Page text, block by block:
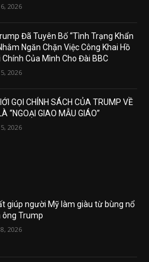
2026
Đã Tuyên Bố “Tình Trạng Khẩn
Ngăn Chặn Việc Công Khai Hồ
Chính Của Mình Cho Đài BBC
2026
GỌI CHÍNH SÁCH CỦA TRUMP VỀ
“NGOẠI GIAO MẪU GIÁO”
2026
giúp người Mỹ làm giàu từ bùng nổ
ông Trump
2026